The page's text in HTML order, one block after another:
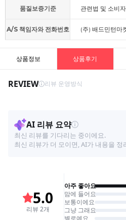
품질보증기준 관련법 및 소비
A/S 책임자와 전화번호 (주) 배드민턴마
상품정보 상품후기